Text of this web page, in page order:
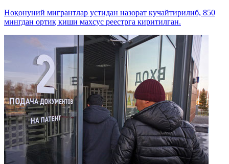
Ноқонуний мигрантлар устидан назорат кучайтирилиб, 850
мингдан ортиқ киши махсус реестрга киритилган.